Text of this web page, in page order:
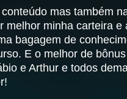
mas também
minha carteira
bagagem de
E o melhor de
e Arthur e todos